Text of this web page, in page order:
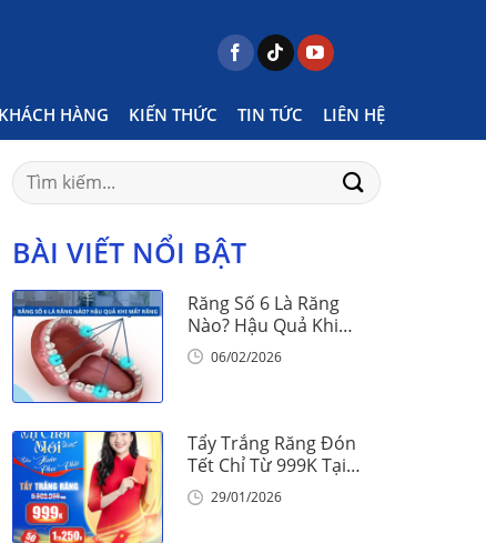
KHÁCH HÀNG KIẾN THỨC TIN TỨC LIÊN HỆ
Posts tagged "ngày tết thiếu nhi dành cho ai"
Search
for:
BÀI VIẾT NỔI BẬT
Răng Số 6 Là Răng
Nào? Hậu Quả Khi
Mất Răng Số 6
06/02/2026
Tẩy Trắng Răng Đón
Tết Chỉ Từ 999K Tại
Nha Khoa Vinalign
29/01/2026